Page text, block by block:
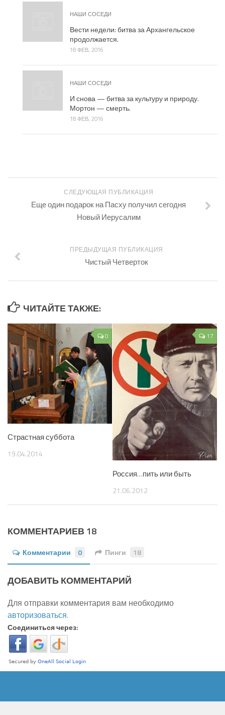
НАШИ СОСЕДИ
Вести недели: битва за Архангельское
продолжается.
18 ФЕВ, 2016
НАШИ СОСЕДИ
И снова — битва за культуру и природу.
Мортон — смерть.
18 ФЕВ, 2016
СЛЕДУЮЩАЯ ПУБЛИКАЦИЯ
Еще один подарок на Пасху получил сегодня
Новый Иерусалим
ПРЕДЫДУЩАЯ ПУБЛИКАЦИЯ
Чистый Четверток
ЧИТАЙТЕ ТАКЖЕ:
0
Страстная суббота
19.04.2014
17
Россия…пить или быть
21.06.2012
КОММЕНТАРИЕВ 18
Комментарии 0 Пинги 18
ДОБАВИТЬ КОММЕНТАРИЙ
Для отправки комментария вам необходимо
авторизоваться.
Соединиться через: